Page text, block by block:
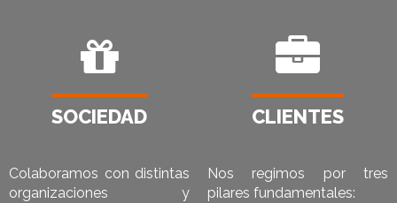
SOCIEDAD
Colaboramos con distintas
organizaciones y
CLIENTES
Nos regimos por tres
pilares fundamentales: